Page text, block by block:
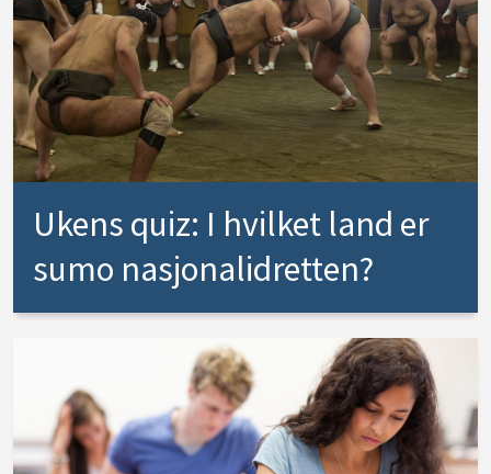
Ukens quiz: I hvilket land er
sumo nasjonalidretten?